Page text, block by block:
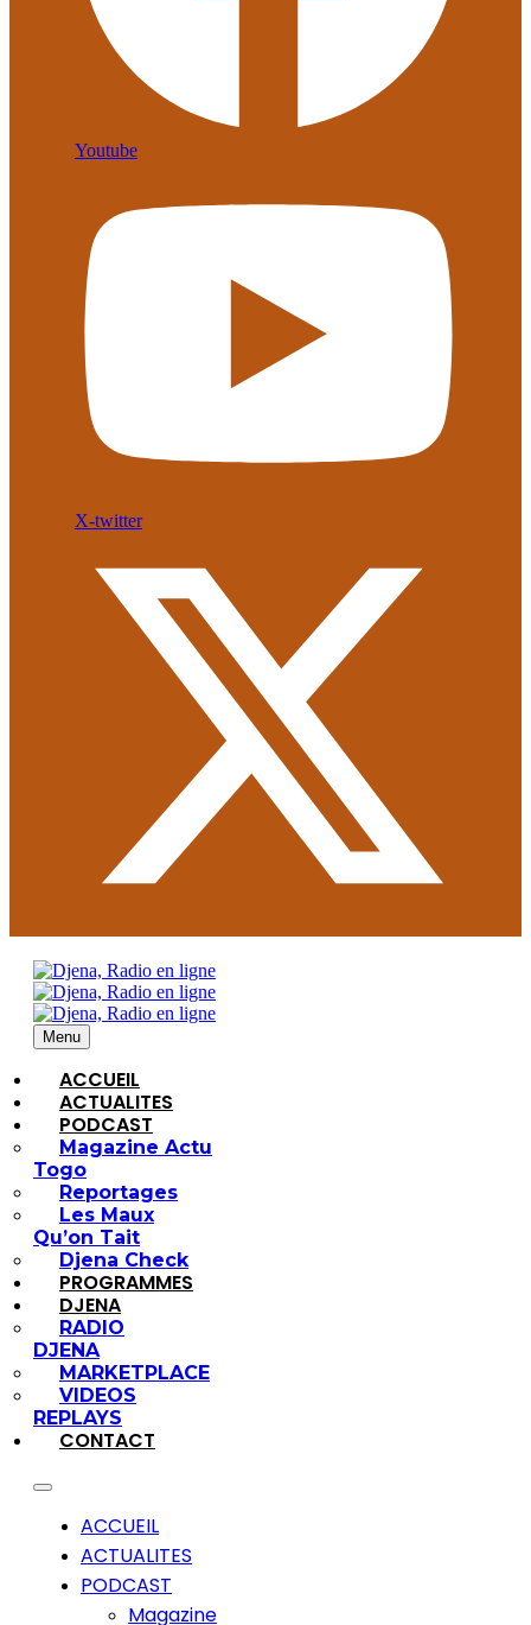
Youtube
X-twitter
Menu
ACCUEIL
ACTUALITES
PODCAST
Magazine Actu
Togo
Reportages
Les Maux
Qu’on Tait
Djena Check
PROGRAMMES
DJENA
RADIO
DJENA
MARKETPLACE
VIDEOS
REPLAYS
CONTACT
ACCUEIL
ACTUALITES
PODCAST
Magazine